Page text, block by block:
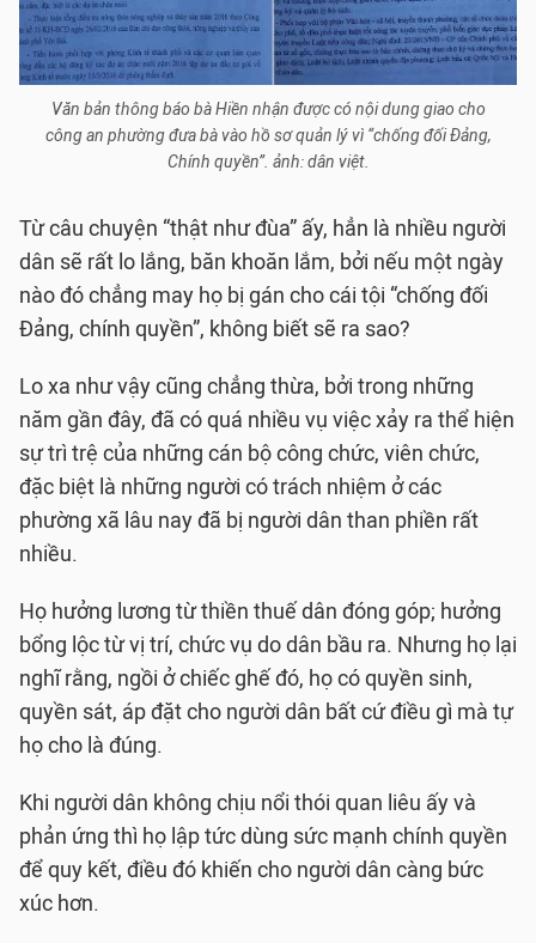
Văn bản thông báo bà Hiền nhận được có nội dung giao cho
công an phường đưa bà vào hồ sơ quản lý vì “chống đối Đảng,
Chính quyền”. ảnh: dân việt.
Từ câu chuyện “thật như đùa” ấy, hẳn là nhiều người
dân sẽ rất lo lắng, băn khoăn lắm, bởi nếu một ngày
nào đó chẳng may họ bị gán cho cái tội “chống đối
Đảng, chính quyền”, không biết sẽ ra sao?
Lo xa như vậy cũng chẳng thừa, bởi trong những
năm gần đây, đã có quá nhiều vụ việc xảy ra thể hiện
sự trì trệ của những cán bộ công chức, viên chức,
đặc biệt là những người có trách nhiệm ở các
phường xã lâu nay đã bị người dân than phiền rất
nhiều.
Họ hưởng lương từ thiền thuế dân đóng góp; hưởng
bổng lộc từ vị trí, chức vụ do dân bầu ra. Nhưng họ lại
nghĩ rằng, ngồi ở chiếc ghế đó, họ có quyền sinh,
quyền sát, áp đặt cho người dân bất cứ điều gì mà tự
họ cho là đúng.
Khi người dân không chịu nổi thói quan liêu ấy và
phản ứng thì họ lập tức dùng sức mạnh chính quyền
để quy kết, điều đó khiến cho người dân càng bức
xúc hơn.